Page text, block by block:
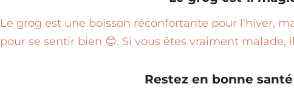
Le grog est une boisson réconfortante pour l'hiver,
pour se sentir bien 😊. Si vous êtes vraiment
Restez en bonne